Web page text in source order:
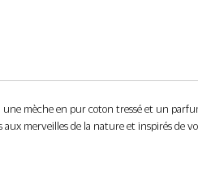
mèche en pur coton tressé et un
merveilles de la nature et inspirés de